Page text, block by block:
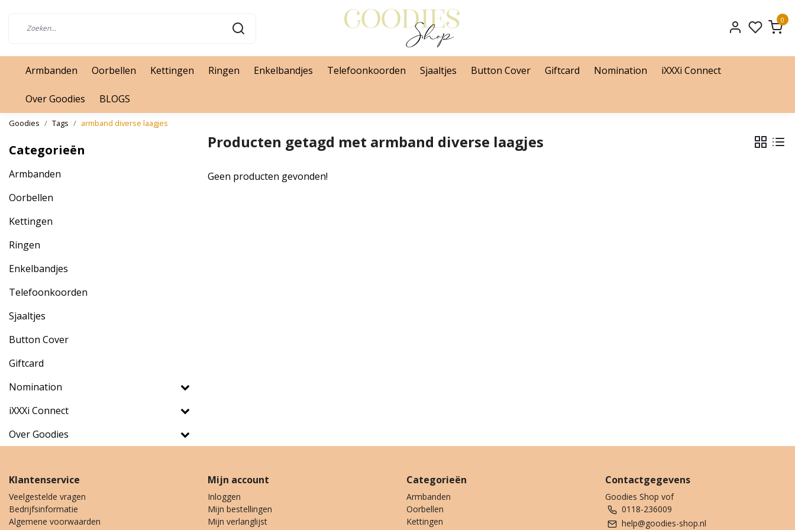
0
Armbanden Oorbellen Kettingen Ringen Enkelbandjes Telefoonkoorden Sjaaltjes Button Cover Giftcard Nomination iXXXi Connect
Over Goodies BLOGS
Goodies Tags armband diverse laagjes
Categorieën
Armbanden
Oorbellen
Kettingen
Ringen
Enkelbandjes
Telefoonkoorden
Sjaaltjes
Button Cover
Giftcard
Nomination
iXXXi Connect
Over Goodies
Producten getagd met armband diverse laagjes
Geen producten gevonden!
Klantenservice
Veelgestelde vragen
Bedrijfsinformatie
Algemene voorwaarden
Mijn account
Inloggen
Mijn bestellingen
Mijn verlanglijst
Categorieën
Armbanden
Oorbellen
Kettingen
Contactgegevens
Goodies Shop vof
0118-236009
help@goodies-shop.nl